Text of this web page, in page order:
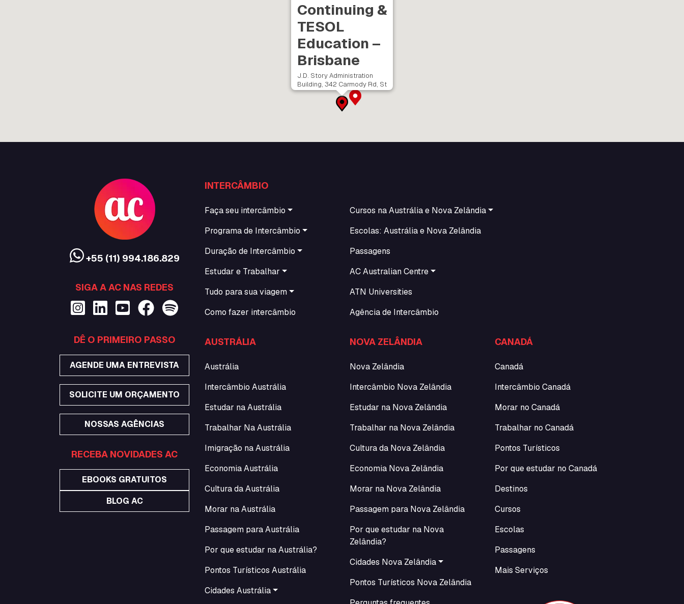
Continuing &
TESOL
Education –
Brisbane
J.D. Story Administration
Building, 342 Carmody Rd, St
Lucia QLD 4072, Australia
Mais informações
+55 (11) 994.186.829
SIGA A AC NAS REDES
DÊ O PRIMEIRO PASSO
AGENDE UMA ENTREVISTA
SOLICITE UM ORÇAMENTO
NOSSAS AGÊNCIAS
RECEBA NOVIDADES AC
EBOOKS GRATUITOS
BLOG AC
INTERCÂMBIO
Faça seu intercâmbio
Programa de Intercâmbio
Duração de Intercâmbio
Estudar e Trabalhar
Tudo para sua viagem
Como fazer intercâmbio
Cursos na Austrália e Nova Zelândia
Escolas: Austrália e Nova Zelândia
Passagens
AC Australian Centre
ATN Universities
Agência de Intercâmbio
AUSTRÁLIA
Austrália
Intercâmbio Austrália
Estudar na Austrália
Trabalhar Na Austrália
Imigração na Austrália
Economia Austrália
Cultura da Austrália
Morar na Austrália
Passagem para Austrália
Por que estudar na Austrália?
Pontos Turísticos Austrália
Cidades Austrália
NOVA ZELÂNDIA
Nova Zelândia
Intercâmbio Nova Zelândia
Estudar na Nova Zelândia
Trabalhar na Nova Zelândia
Cultura da Nova Zelândia
Economia Nova Zelândia
Morar na Nova Zelândia
Passagem para Nova Zelândia
Por que estudar na Nova
Zelândia?
Cidades Nova Zelândia
Pontos Turísticos Nova Zelândia
CANADÁ
Canadá
Intercâmbio Canadá
Morar no Canadá
Trabalhar no Canadá
Pontos Turísticos
Por que estudar no Canadá
Destinos
Cursos
Escolas
Passagens
Mais Serviços